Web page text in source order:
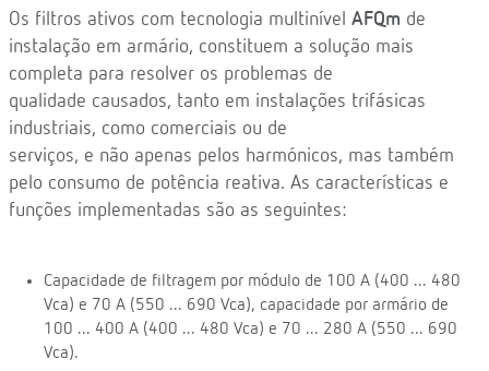
Os filtros ativos com tecnologia multinível AFQm de
instalação em armário, constituem a solução mais
completa para resolver os problemas de
qualidade causados, tanto em instalações trifásicas
industriais, como comerciais ou de
serviços, e não apenas pelos harmónicos, mas também
pelo consumo de potência reativa. As características e
funções implementadas são as seguintes:
Capacidade de filtragem por módulo de 100 A (400 ... 480
Vca) e 70 A (550 ... 690 Vca), capacidade por armário de
100 ... 400 A (400 ... 480 Vca) e 70 ... 280 A (550 ... 690
Vca).